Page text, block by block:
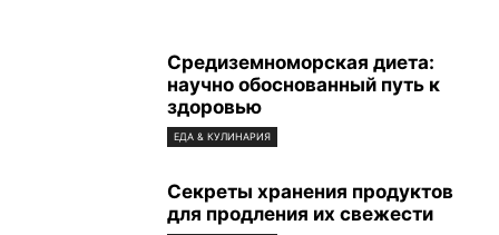
Средиземноморская диета:
научно обоснованный путь к
здоровью
ЕДА & КУЛИНАРИЯ
Секреты хранения продуктов
для продления их свежести